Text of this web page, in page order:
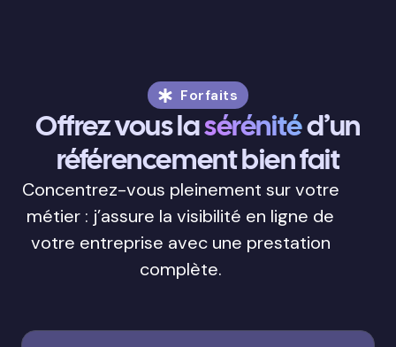
Forfaits
Offrez vous lasérénitéd’un
référencement bien fait
Concentrez-vous pleinement sur votre
métier : j’assure la visibilité en ligne de
votre entreprise avec une prestation
complète.